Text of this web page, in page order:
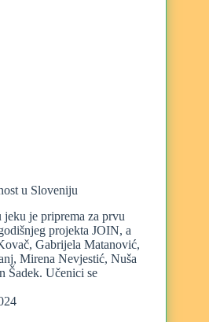
u Sloveniju
je priprema za prvu
projekta JOIN, a
Gabrijela Matanović,
Mirena Nevjestić, Nuša
Šadek. Učenici se